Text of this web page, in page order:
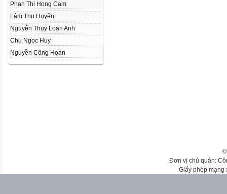
Phan Thi Hong Cam
Lâm Thu Huyền
Nguyễn Thụy Loan Anh
Chu Ngọc Huy
Nguyễn Công Hoàn
Đơn vị chủ quản:
Giấy phép mạng